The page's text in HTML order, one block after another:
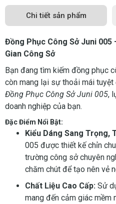
Chi tiết sản phẩm
Đồng Phục Công Sở Juni 005
Gian Công Sở
Bạn đang tìm kiếm đồng phục
còn mang lại sự thoải mái
Đồng Phục Công Sở Juni 005,
doanh nghiệp của bạn.
Đặc Điểm Nổi Bật:
Kiểu Dáng Sang Trọng,
005 được thiết kế chỉn
trường công sở chuyên
chăm chút để tạo nên vẻ
Chất Liệu Cao Cấp: Sử
mang đến cảm giác mềm